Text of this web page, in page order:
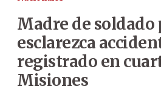
Madre de soldado
esclarezca
registrado en
Misiones